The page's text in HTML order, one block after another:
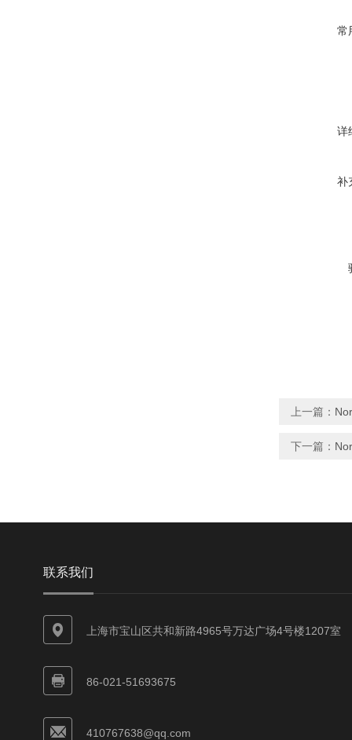
常
详
补
上一篇：
下一篇：
联系我们
上海市宝山区共和新路4965号万达广场4号楼1207室
86-021-51693675
410767638@qq.com